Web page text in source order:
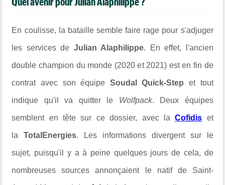
En coulisse, la bataille semble faire rage pour s'adjuger
les services de Julian Alaphilippe. En effet, l'ancien
double champion du monde (2020 et 2021) est en fin de
contrat avec son équipe Soudal Quick-Step et tout
indique qu'il va quitter le Wolfpack. Deux équipes
semblent en tête sur ce dossier, avec laCofidis et
laTotalEnergies. Les informations divergent sur le
sujet, puisqu'il y a à peine quelques jours de cela, de
nombreuses sources annonçaient le natif de Saint-